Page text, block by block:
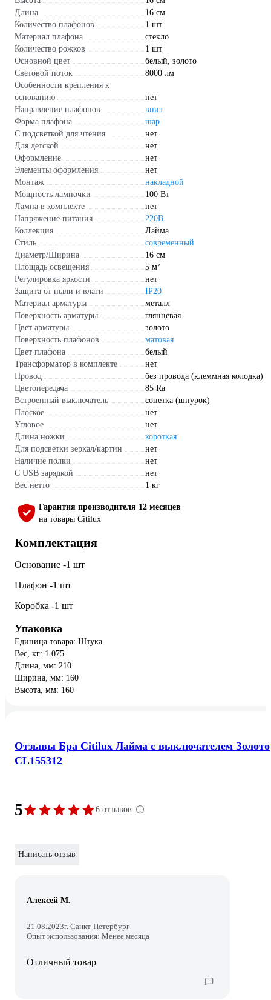
Длина
16 см
Количество плафонов
1 шт
Материал плафона
стекло
Количество рожков
1 шт
Основной цвет
белый, золото
Световой поток
8000 лм
Особенности крепления к
основанию
нет
Направление плафонов
вниз
Форма плафона
шар
С подсветкой для чтения
нет
Для детской
нет
Оформление
нет
Элементы оформления
нет
Монтаж
накладной
Мощность лампочки
100 Вт
Лампа в комплекте
нет
Напряжение питания
220В
Коллекция
Лайма
Стиль
современный
Диаметр/Ширина
16 см
Площадь освещения
5 м²
Регулировка яркости
нет
Защита от пыли и влаги
IP20
Материал арматуры
металл
Поверхность арматуры
глянцевая
Цвет арматуры
золото
Поверхность плафонов
матовая
Цвет плафона
белый
Трансформатор в комплекте
нет
Провод
без провода (клеммная колодка)
Цветопередача
85 Ra
Встроенный выключатель
сонетка (шнурок)
Плоское
нет
Угловое
нет
Длина ножки
короткая
Для подсветки зеркал/картин
нет
Наличие полки
нет
С USB зарядкой
нет
Вес нетто
1 кг
Гарантия производителя 12 месяцев
на товары Citilux
Комплектация
Основание -1 шт
Плафон -1 шт
Коробка -1 шт
Упаковка
Единица товара: Штука
Вес, кг: 1.075
Длина, мм: 210
Ширина, мм: 160
Высота, мм: 160
Отзывы Бра Citilux Лайма с выключателем Золото
CL155312
5 6 отзывов
Написать отзыв
Алексей М.
21.08.2023г. Санкт-Петербург
Опыт использования: Менее месяца
Отличный товар